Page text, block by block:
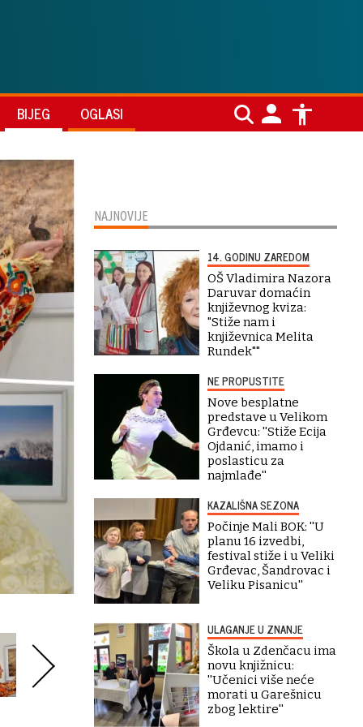
BIJEG OGLASI
NAJNOVIJE
14. GODINU ZAREDOM
OŠ Vladimira Nazora
Daruvar domaćin
književnog kviza:
"Stiže nam i
književnica Melita
Rundek""
NE PROPUSTITE
Nove besplatne
predstave u Velikom
Grđevcu: ''Stiže Ecija
Ojdanić, imamo i
poslasticu za
najmlađe''
KAZALIŠNA SEZONA
Počinje Mali BOK: ''U
planu 16 izvedbi,
festival stiže i u Veliki
Grđevac, Šandrovac i
Veliku Pisanicu''
ULAGANJE U ZNANJE
Škola u Zdenčacu ima
novu knjižnicu:
''Učenici više neće
morati u Garešnicu
zbog lektire''